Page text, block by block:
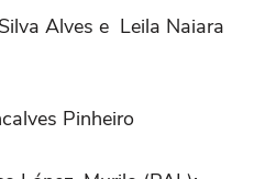
Alves e Leila Naiara
Pinheiro